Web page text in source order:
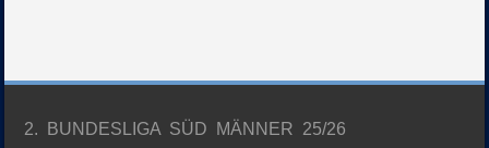
2. BUNDESLIGA SÜD MÄNNER 25/26